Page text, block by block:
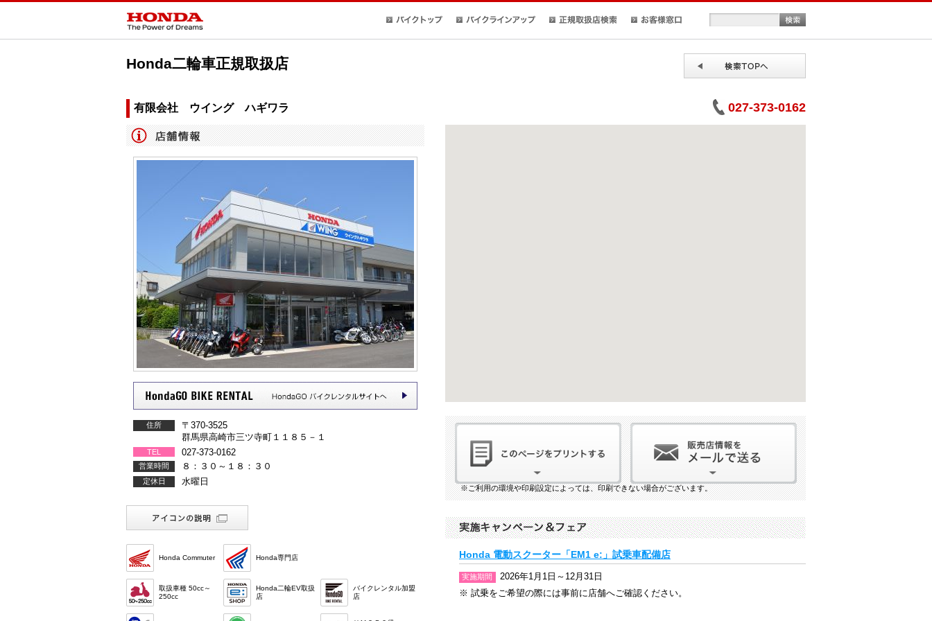
バイクトップ バイクラインアップ 正規取扱店検索
Honda二輪車正規取扱店
有限会社 ウイング ハギワラ 027-373-0162
住所
〒370-3525
群馬県高崎市三ツ寺町１１８５－１
TEL 027-373-0162
営業時間 ８：３０～１８：３０
定休日 水曜日
Honda Commuter Honda専門店
取扱車種 50cc～
250cc
Honda二輪EV取扱
店
バイクレンタル加盟
店
※ご利用の環境や印刷設定によっては、印刷できない場合がございます。
Honda 電動スクーター「EM1 e:」試乗車配備店
実施期間
2026年1月1日～12月31日
※ 試乗をご希望の際には事前に店舗へご確認ください。